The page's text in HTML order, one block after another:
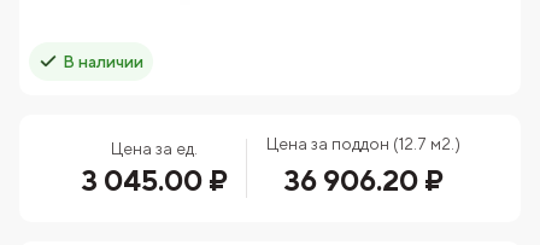
В наличии
Цена за ед.
3 045.00 ₽
Цена за поддон (12.7 м2.)
36 906.20 ₽